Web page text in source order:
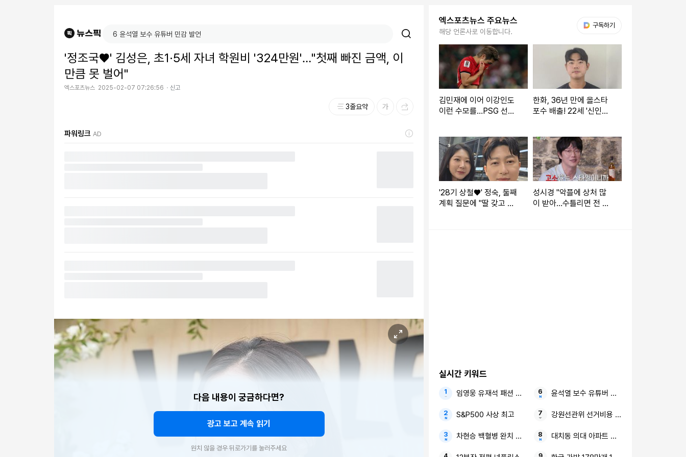
'정조국♥' 김성은, 초1·5세 자녀 학원비 '324만원'…"첫째 빠진 금액, 이
만큼 못 벌어"
엑스포츠뉴스 2025-02-07 07:26:56 신고
3줄요약
파워링크 AD
다음 내용이 궁금하다면?
광고 보고 계속 읽기
원치 않을 경우 뒤로가기를 눌러주세요
엑스포츠뉴스 주요뉴스
해당 언론사로 이동합니다.
구독하기
김민재에 이어 이강인도
이런 수모를…PSG 선수
한화, 36년 만에 올스타
포수 배출! 22세 '신인왕
있을지…"
'28기 상철♥' 정숙, 둘째
계획 질문에 "딸 갖고 싶
성시경 "악플에 상처 많
이 받아…수틀리면 전 재
실시간 키워드
임영웅 유재석 패션 화보
S&P500 사상 최고
차현승 백혈병 완치 선미
윤석열 보수 유튜버 민감 발언
강원선관위 선거비용 제한액 군의원 후보
대치동 의대 아파트 전망